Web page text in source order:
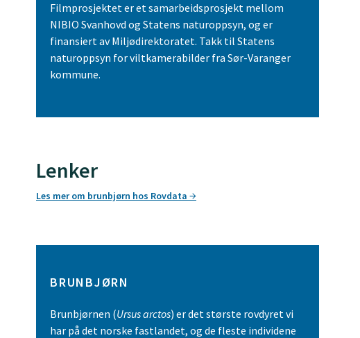
Filmprosjektet er et samarbeidsprosjekt mellom
NIBIO Svanhovd og Statens naturoppsyn, og er
finansiert av Miljødirektoratet. Takk til Statens
naturoppsyn for viltkamerabilder fra Sør-Varanger
kommune.
Lenker
Les mer om brunbjørn hos Rovdata
BRUNBJØRN
Brunbjørnen (Ursus arctos) er det største rovdyret vi
har på det norske fastlandet, og de fleste individene